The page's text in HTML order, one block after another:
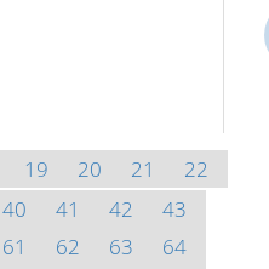
19 20 21
22
40 41 42
43
61 62 63
64